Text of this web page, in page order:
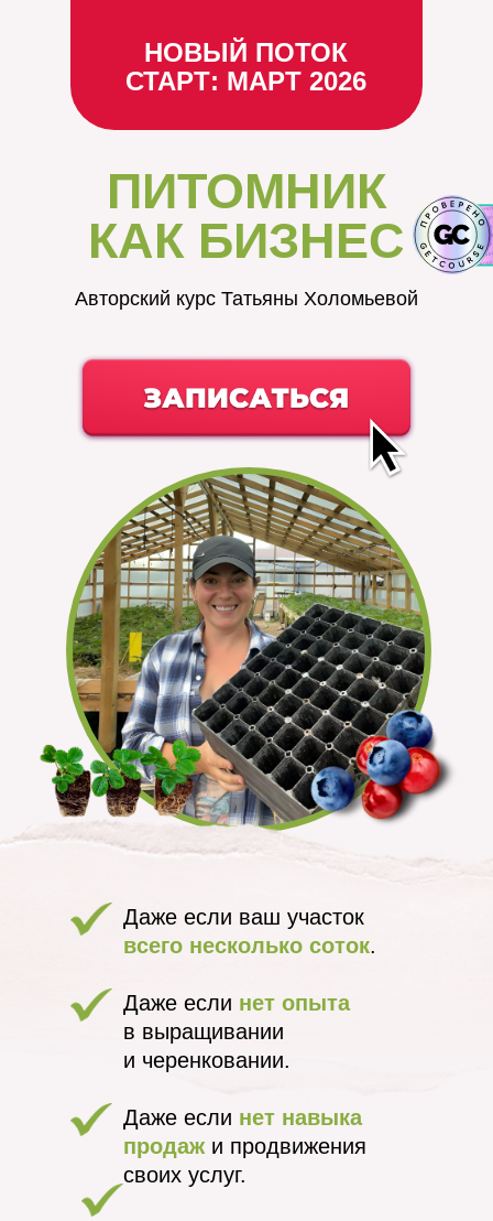
НОВЫЙ ПОТОК
СТАРТ: МАРТ 2026
Авторский курс Татьяны Холомьевой
Даже если ваш участок
всего несколько соток.
Даже если нет опыта
в выращивании
и черенковании.
Даже если нет навыка
продаж и продвижения
своих услуг.
ПИТОМНИК
КАК БИЗНЕС